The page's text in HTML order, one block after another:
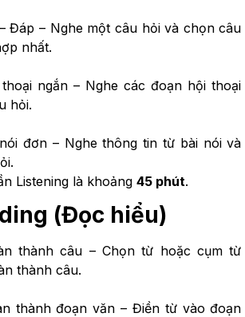
Đáp – Nghe một câu hỏi và chọn câu
nhất.
ngắn – Nghe các đoạn hội thoại
hỏi.
đơn – Nghe thông tin từ bài nói và
Listening là khoảng 45 phút.
(Đọc hiểu)
thành câu – Chọn từ hoặc cụm từ
thành câu.
thành đoạn văn – Điền từ vào đoạn